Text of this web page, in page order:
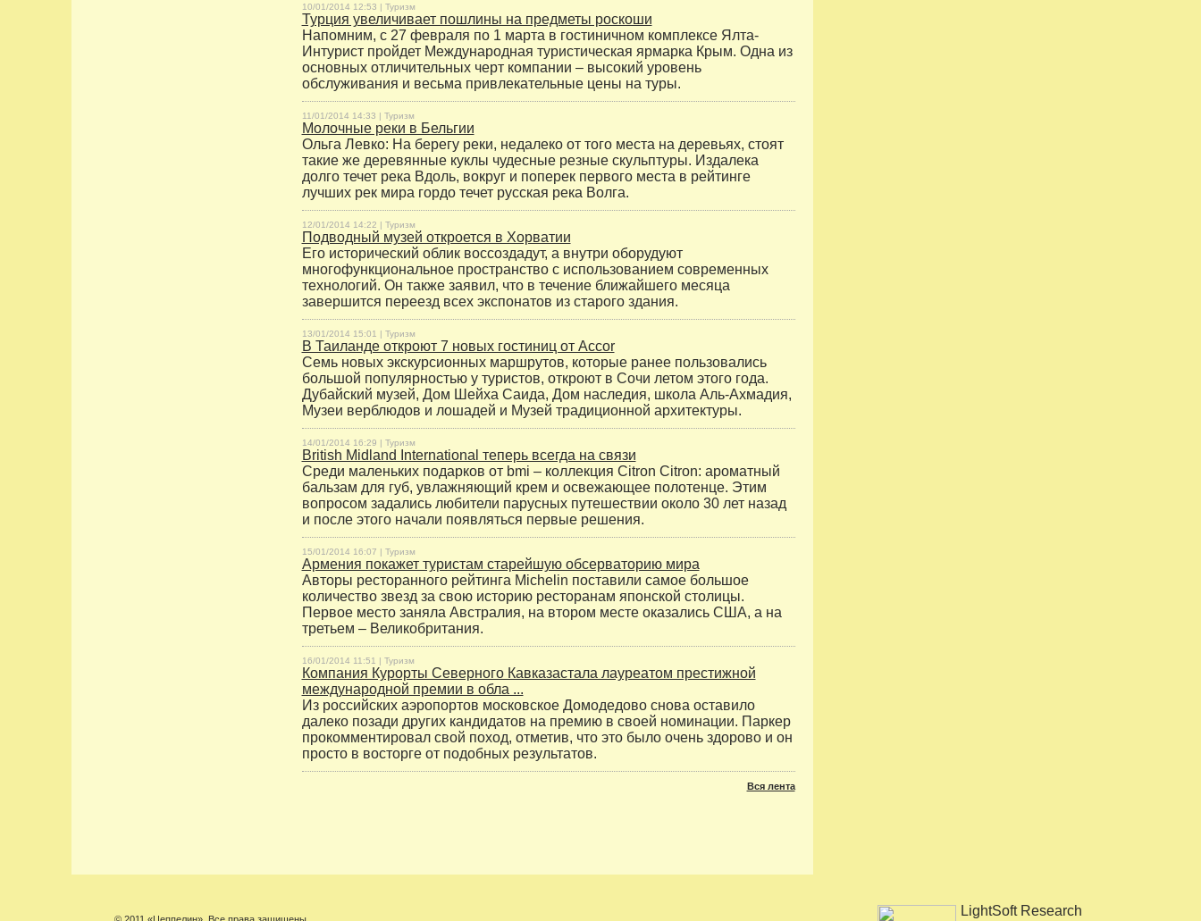
10/01/2014 12:53 | Туризм
Турция увеличивает пошлины на предметы роскоши
Напомним, с 27 февраля по 1 марта в гостиничном комплексе Ялта-
Интурист пройдет Международная туристическая ярмарка Крым. Одна из
основных отличительных черт компании – высокий уровень
обслуживания и весьма привлекательные цены на туры.
11/01/2014 14:33 | Туризм
Молочные реки в Бельгии
Ольга Левко: На берегу реки, недалеко от того места на деревьях, стоят
такие же деревянные куклы чудесные резные скульптуры. Издалека
долго течет река Вдоль, вокруг и поперек первого места в рейтинге
лучших рек мира гордо течет русская река Волга.
12/01/2014 14:22 | Туризм
Подводный музей откроется в Хорватии
Его исторический облик воссоздадут, а внутри оборудуют
многофункциональное пространство с использованием современных
технологий. Он также заявил, что в течение ближайшего месяца
завершится переезд всех экспонатов из старого здания.
13/01/2014 15:01 | Туризм
В Таиланде откроют 7 новых гостиниц от Accor
Семь новых экскурсионных маршрутов, которые ранее пользовались
большой популярностью у туристов, откроют в Сочи летом этого года.
Дубайский музей, Дом Шейха Саида, Дом наследия, школа Аль-Ахмадия,
Музеи верблюдов и лошадей и Музей традиционной архитектуры.
14/01/2014 16:29 | Туризм
British Midland International теперь всегда на связи
Среди маленьких подарков от bmi – коллекция Citron Citron: ароматный
бальзам для губ, увлажняющий крем и освежающее полотенце. Этим
вопросом задались любители парусных путешествии около 30 лет назад
и после этого начали появляться первые решения.
15/01/2014 16:07 | Туризм
Армения покажет туристам старейшую обсерваторию мира
Авторы ресторанного рейтинга Michelin поставили самое большое
количество звезд за свою историю ресторанам японской столицы.
Первое место заняла Австралия, на втором месте оказались США, а на
третьем – Великобритания.
16/01/2014 11:51 | Туризм
Компания Курорты Северного Кавказастала лауреатом престижной
международной премии в обла ...
Из российских аэропортов московское Домодедово снова оставило
далеко позади других кандидатов на премию в своей номинации. Паркер
прокомментировал свой поход, отметив, что это было очень здорово и он
просто в восторге от подобных результатов.
Вся лента
LightSoft Research